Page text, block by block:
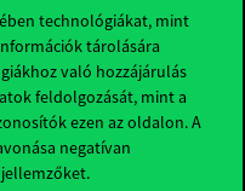
technológiákat, mint
tárolására
való hozzájárulás
feldolgozását, mint a
ezen az oldalon. A
negatívan